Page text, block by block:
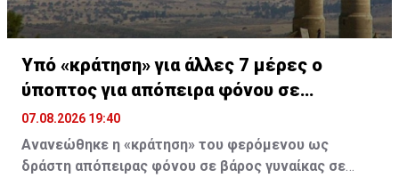
Υπό «κράτηση» για άλλες 7 μέρες ο
ύποπτος για απόπειρα φόνου σε
υπεραγορά
07.08.2026 19:40
Ανανεώθηκε η «κράτηση» του φερόμενου ως
δράστη απόπειρας φόνου σε βάρος γυναίκας σε